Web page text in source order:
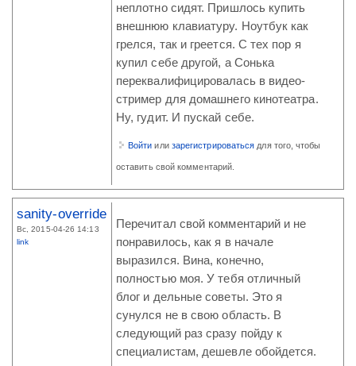
неплотно сидят. Пришлось купить
внешнюю клавиатуру. Ноутбук как
грелся, так и греется. С тех пор я
купил себе другой, а Сонька
переквалифицировалась в видео-
стример для домашнего кинотеатра.
Ну, гудит. И пускай себе.
Войти или зарегистрироваться для того, чтобы
оставить свой комментарий.
sanity-override
Вс, 2015-04-26 14:13
link
Перечитал свой комментарий и не
понравилось, как я в начале
выразился. Вина, конечно,
полностью моя. У тебя отличный
блог и дельные советы. Это я
сунулся не в свою область. В
следующий раз сразу пойду к
специалистам, дешевле обойдется.